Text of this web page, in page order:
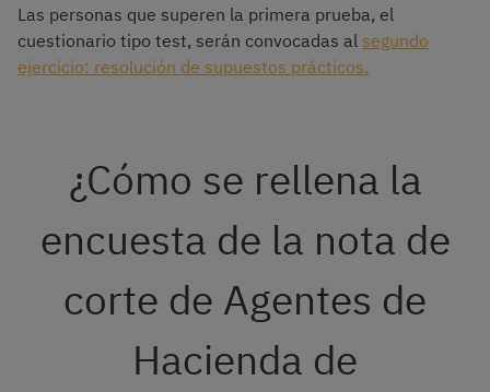
Las personas que superen la primera prueba, el
cuestionario tipo test, serán convocadas al segundo
ejercicio: resolución de supuestos prácticos.
¿Cómo se rellena la
encuesta de la nota de
corte de Agentes de
Hacienda de